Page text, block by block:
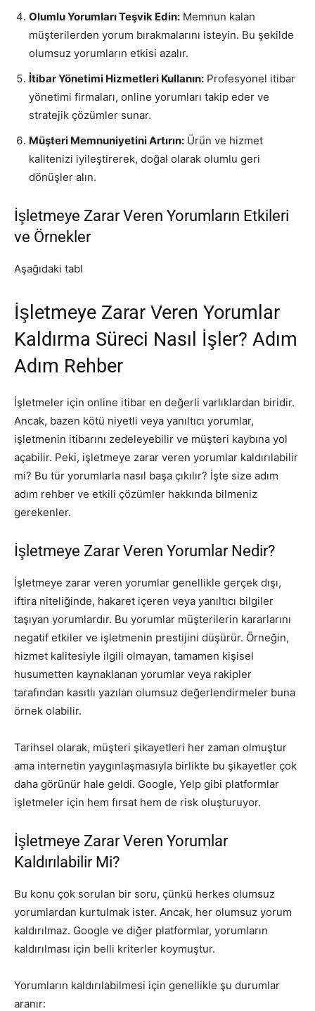
Olumlu Yorumları Teşvik Edin: Memnun kalan
müşterilerden yorum bırakmalarını isteyin. Bu şekilde
olumsuz yorumların etkisi azalır.
İtibar Yönetimi Hizmetleri Kullanın: Profesyonel itibar
yönetimi firmaları, online yorumları takip eder ve
stratejik çözümler sunar.
Müşteri Memnuniyetini Artırın: Ürün ve hizmet
kalitenizi iyileştirerek, doğal olarak olumlu geri
dönüşler alın.
İşletmeye Zarar Veren Yorumların Etkileri
ve Örnekler
Aşağıdaki tabl
İşletmeye Zarar Veren Yorumlar
Kaldırma Süreci Nasıl İşler? Adım
Adım Rehber
İşletmeler için online itibar en değerli varlıklardan biridir.
Ancak, bazen kötü niyetli veya yanıltıcı yorumlar,
işletmenin itibarını zedeleyebilir ve müşteri kaybına yol
açabilir. Peki, işletmeye zarar veren yorumlar kaldırılabilir
mi? Bu tür yorumlarla nasıl başa çıkılır? İşte size adım
adım rehber ve etkili çözümler hakkında bilmeniz
gerekenler.
İşletmeye Zarar Veren Yorumlar Nedir?
İşletmeye zarar veren yorumlar genellikle gerçek dışı,
iftira niteliğinde, hakaret içeren veya yanıltıcı bilgiler
taşıyan yorumlardır. Bu yorumlar müşterilerin kararlarını
negatif etkiler ve işletmenin prestijini düşürür. Örneğin,
hizmet kalitesiyle ilgili olmayan, tamamen kişisel
husumetten kaynaklanan yorumlar veya rakipler
tarafından kasıtlı yazılan olumsuz değerlendirmeler buna
örnek olabilir.
Tarihsel olarak, müşteri şikayetleri her zaman olmuştur
ama internetin yaygınlaşmasıyla birlikte bu şikayetler çok
daha görünür hale geldi. Google, Yelp gibi platformlar
işletmeler için hem fırsat hem de risk oluşturuyor.
İşletmeye Zarar Veren Yorumlar
Kaldırılabilir Mi?
Bu konu çok sorulan bir soru, çünkü herkes olumsuz
yorumlardan kurtulmak ister. Ancak, her olumsuz yorum
kaldırılmaz. Google ve diğer platformlar, yorumların
kaldırılması için belli kriterler koymuştur.
Yorumların kaldırılabilmesi için genellikle şu durumlar
aranır: